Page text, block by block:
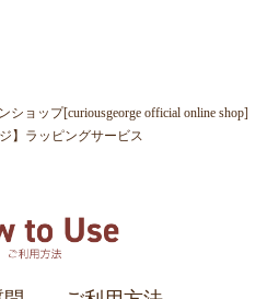
ョップ[curiousgeorge official online shop]
】ラッピングサービス